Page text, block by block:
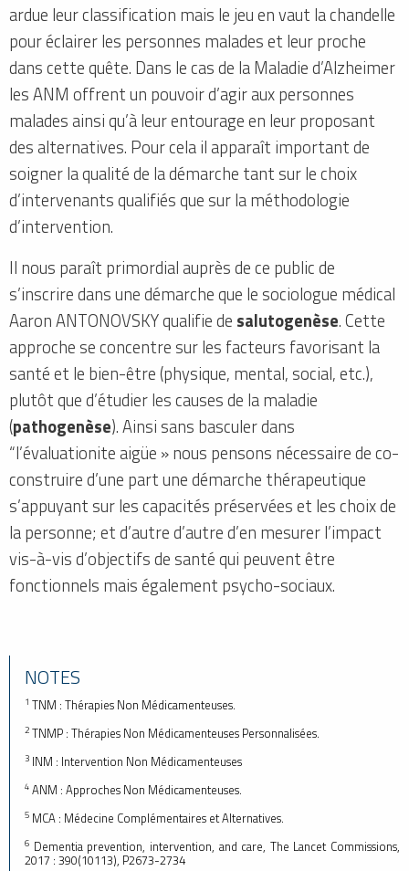
ardue leur classification mais le jeu en vaut la chandelle
pour éclairer les personnes malades et leur proche
dans cette quête. Dans le cas de la Maladie d’Alzheimer
les ANM offrent un pouvoir d’agir aux personnes
malades ainsi qu’à leur entourage en leur proposant
des alternatives. Pour cela il apparaît important de
soigner la qualité de la démarche tant sur le choix
d’intervenants qualifiés que sur la méthodologie
d’intervention.
Il nous paraît primordial auprès de ce public de
s’inscrire dans une démarche que le sociologue médical
Aaron ANTONOVSKY qualifie de salutogenèse. Cette
approche se concentre sur les facteurs favorisant la
santé et le bien-être (physique, mental, social, etc.),
plutôt que d’étudier les causes de la maladie
(pathogenèse). Ainsi sans basculer dans
“l’évaluationite aigüe » nous pensons nécessaire de co-
construire d’une part une démarche thérapeutique
s’appuyant sur les capacités préservées et les choix de
la personne; et d’autre d’autre d’en mesurer l’impact
vis-à-vis d’objectifs de santé qui peuvent être
fonctionnels mais également psycho-sociaux.
NOTES
1 TNM : Thérapies Non Médicamenteuses.
2 TNMP : Thérapies Non Médicamenteuses Personnalisées.
3 INM : Intervention Non Médicamenteuses
4 ANM : Approches Non Médicamenteuses.
5 MCA : Médecine Complémentaires et Alternatives.
6 Dementia prevention, intervention, and care, The Lancet Commissions,
2017 : 390(10113), P2673-2734